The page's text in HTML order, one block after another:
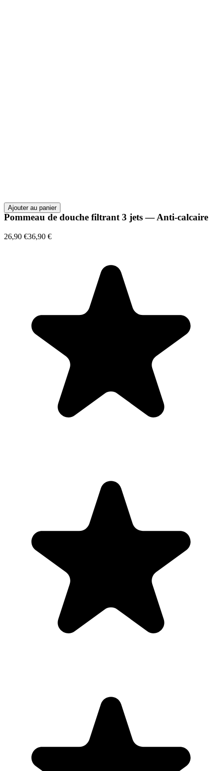
Ajouter au panier
Pommeau de douche filtrant 3 jets — Anti-calcaire
26,90 €36,90 €